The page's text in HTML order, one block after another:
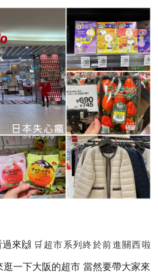
來🙌 🛒超市系列終於前進關西啦
一下大阪的超市 當然要帶大家來